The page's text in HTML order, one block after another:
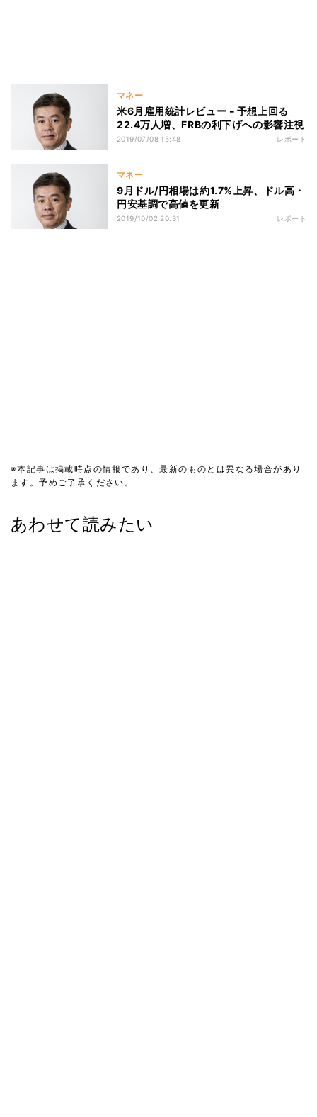
マネー
米6月雇用統計レビュー - 予想上回る
22.4万人増、FRBの利下げへの影響注視
2019/07/08 15:48 レポート
マネー
9月ドル/円相場は約1.7%上昇、ドル高・
円安基調で高値を更新
2019/10/02 20:31 レポート
※本記事は掲載時点の情報であり、最新のものとは異なる場合があり
ます。予めご了承ください。
あわせて読みたい